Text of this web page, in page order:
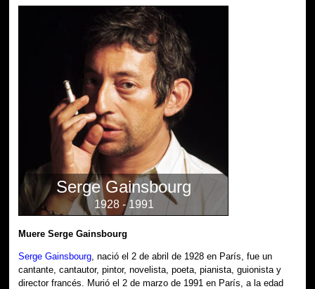
Serge Gainsbourg
1928 - 1991
Muere Serge Gainsbourg
Serge Gainsbourg , nació el 2 de abril de 1928 en París, fue un
cantante, cantautor, pintor, novelista, poeta, pianista, guionista y
director francés. Murió el 2 de marzo de 1991 en París, a la edad